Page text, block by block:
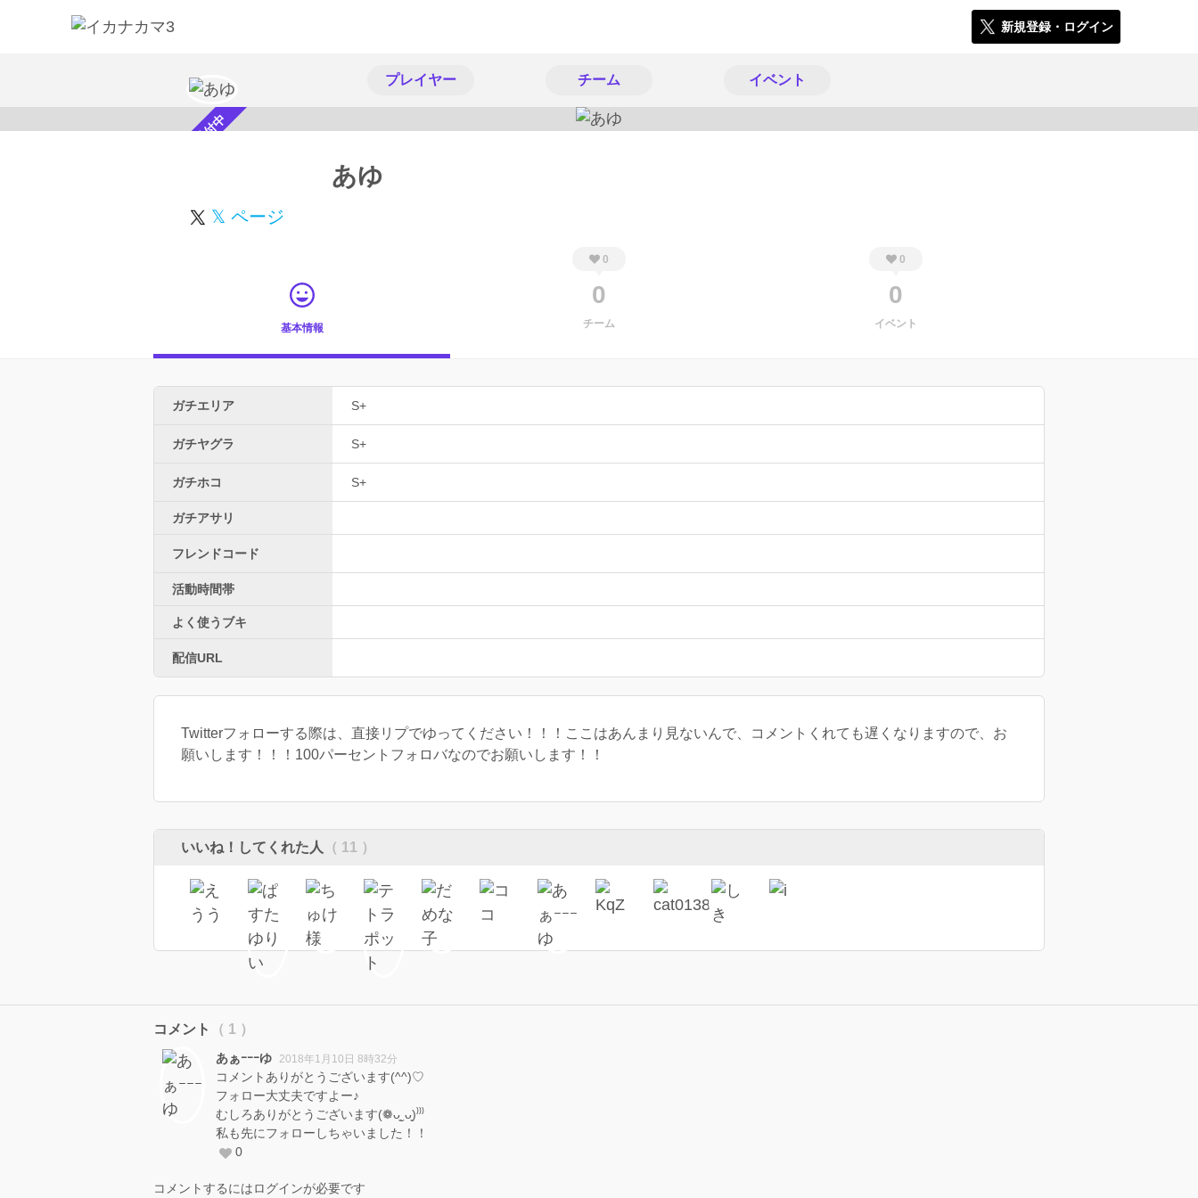
新規登録・ログイン
プレイヤー チーム イベント
スカウト受付中 あゆ
𝕏 ページ
基本情報
0
0
チーム
0
0
イベント
ガチエリア S+
ガチヤグラ S+
ガチホコ S+
ガチアサリ
フレンドコード
活動時間帯
よく使うブキ
配信URL
Twitterフォローする際は、直接リプでゆってください！！！ここはあんまり見ないんで、コメントくれても遅くなりますので、お
願いします！！！100パーセントフォロバなのでお願いします！！
いいね！してくれた人 （ 11 ）
コメント （ 1 ）
あぁｰｰｰゆ 2018年1月10日 8時32分
コメントありがとうございます(^^)♡
フォロー大丈夫ですよー♪
むしろありがとうございます(❁ᴗ͈ˬᴗ͈)⁾⁾⁾
私も先にフォローしちゃいました！！
0
コメントするにはログインが必要です